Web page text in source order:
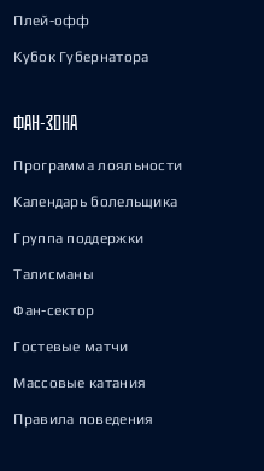
Плей-офф
Кубок Губернатора
ФАН-ЗОНА
Программа лояльности
Календарь болельщика
Группа поддержки
Талисманы
Фан-сектор
Гостевые матчи
Массовые катания
Правила поведения